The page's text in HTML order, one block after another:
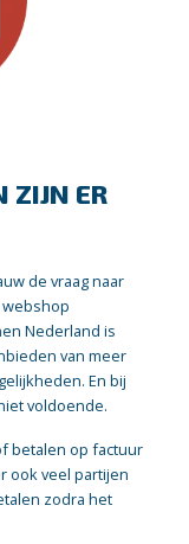
ZIJN ER
de vraag naar
Nederland is
van meer
En bij
voldoende.
betalen op factuur
ook veel partijen
zodra het